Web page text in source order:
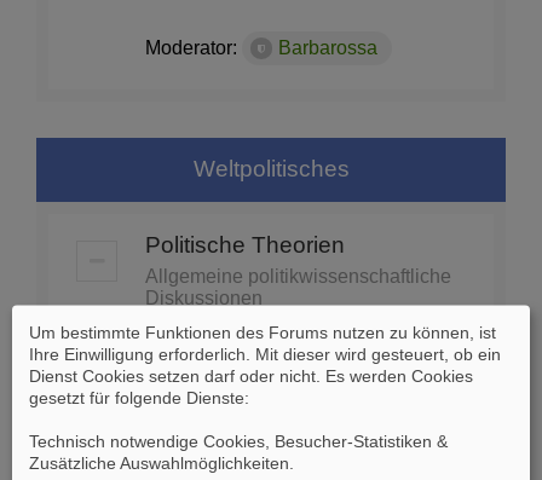
Moderator: Barbarossa
Weltpolitisches
Politische Theorien
Allgemeine politikwissenschaftliche
Diskussionen
Themen:
74 Beiträge:1453
Moderator: Barbarossa
Globale Politik - Organisationen
Um bestimmte Funktionen des Forums nutzen zu können, ist
Ihre Einwilligung erforderlich. Mit dieser wird gesteuert, ob ein
Dienst Cookies setzen darf oder nicht. Es werden Cookies
gesetzt für folgende Dienste:
Technisch notwendige Cookies, Besucher-Statistiken &
Zusätzliche Auswahlmöglichkeiten